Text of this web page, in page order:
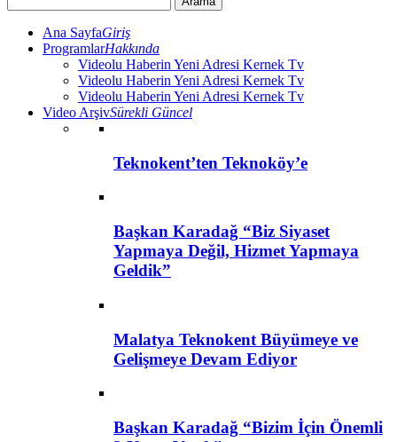
Ana SayfaGiriş
ProgramlarHakkında
Videolu Haberin Yeni Adresi Kernek Tv
Videolu Haberin Yeni Adresi Kernek Tv
Videolu Haberin Yeni Adresi Kernek Tv
Video ArşivSürekli Güncel
Teknokent’ten Teknoköy’e
Başkan Karadağ “Biz Siyaset
Yapmaya Değil, Hizmet Yapmaya
Geldik”
Malatya Teknokent Büyümeye ve
Gelişmeye Devam Ediyor
Başkan Karadağ “Bizim İçin Önemli